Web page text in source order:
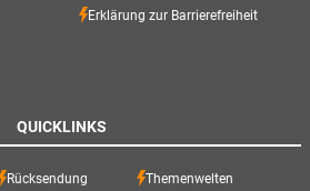
Erklärung zur Barrierefreiheit
QUICKLINKS
Rücksendung Themenwelten